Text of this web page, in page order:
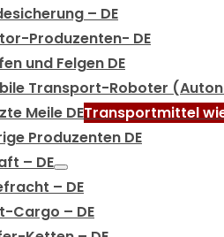
– DE
Produzenten- DE
und Felgen DE
Transport-Roboter
Meile DETransportmittel
Produzenten DE
– DE
– DE
Cargo – DE